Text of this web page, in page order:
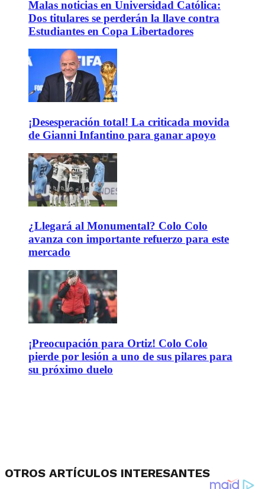
Malas noticias en Universidad Católica:
Dos titulares se perderán la llave contra
Estudiantes en Copa Libertadores
¡Desesperación total! La criticada movida
de Gianni Infantino para ganar apoyo
¿Llegará al Monumental? Colo Colo
avanza con importante refuerzo para este
mercado
¡Preocupación para Ortiz! Colo Colo
pierde por lesión a uno de sus pilares para
su próximo duelo
OTROS ARTÍCULOS INTERESANTES